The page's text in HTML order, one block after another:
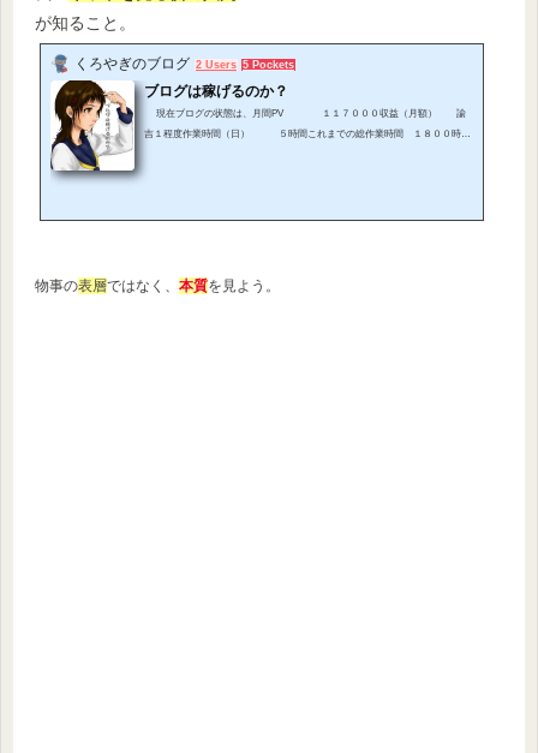
が知ること。
くろやぎのブログ 2 Users 5 Pockets
ブログは稼げるのか？
現在ブログの状態は、月間PV １１７０００収益（月額） 諭
吉１程度作業時間（日） ５時間これまでの総作業時間 １８００時間
物事の表層ではなく、 本質を見よう。